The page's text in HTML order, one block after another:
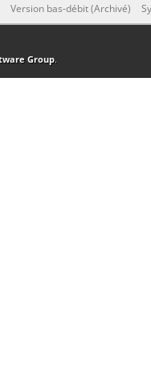
Version bas-débit (Archivé)
Group.